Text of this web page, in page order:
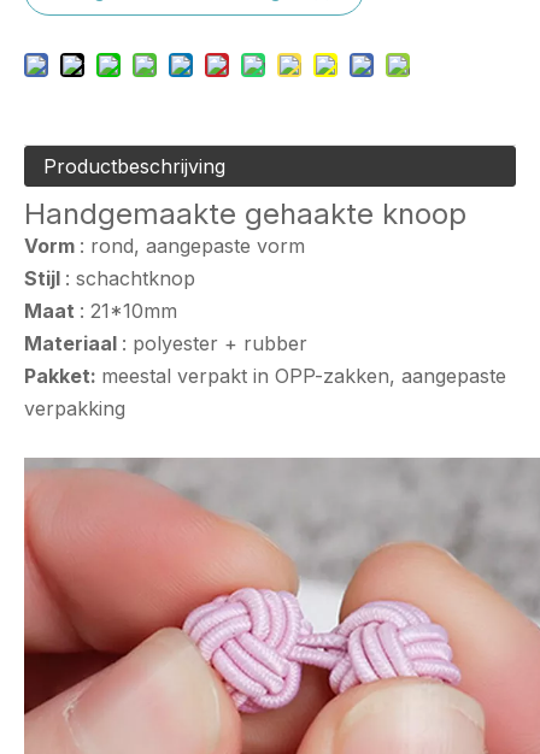
Productbeschrijving
Handgemaakte gehaakte knoop
Vorm : rond, aangepaste vorm
Stijl : schachtknop
Maat : 21*10mm
Materiaal : polyester + rubber
Pakket: meestal verpakt in OPP-zakken, aangepaste
verpakking